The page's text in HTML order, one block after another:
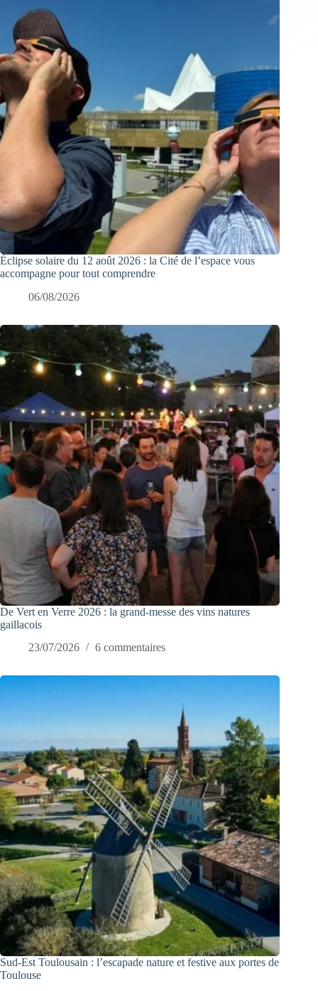
Éclipse solaire du 12 août 2026 : la Cité de l’espace vous
accompagne pour tout comprendre
06/08/2026
De Vert en Verre 2026 : la grand-messe des vins natures
gaillacois
23/07/2026
6 commentaires
Sud-Est Toulousain : l’escapade nature et festive aux portes de
Toulouse